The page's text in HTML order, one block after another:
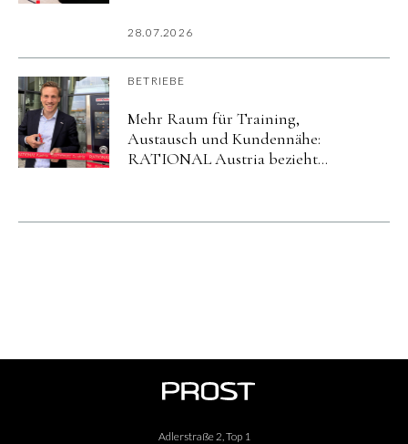
imurbanharbor Ludwigsburg
28.07.2026
BETRIEBE
Mehr Raum für Training,
Austausch und Kundennähe:
RATIONAL Austria bezieht
Adlerstraße 2, Top 1